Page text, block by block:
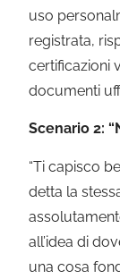
uso
registrata,
certificazioni
documenti
Scenario 2:
“Ti capisco
detta la
all’idea di
una cosa